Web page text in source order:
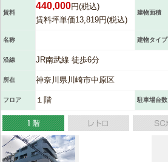
賃料
440,000円(税込)
賃料坪単価13,819円(税込)
建物面積
名称 建物タイプ
沿線 JR南武線 徒歩6分
所在 神奈川県川崎市中原区
フロア １階 駐車場台数